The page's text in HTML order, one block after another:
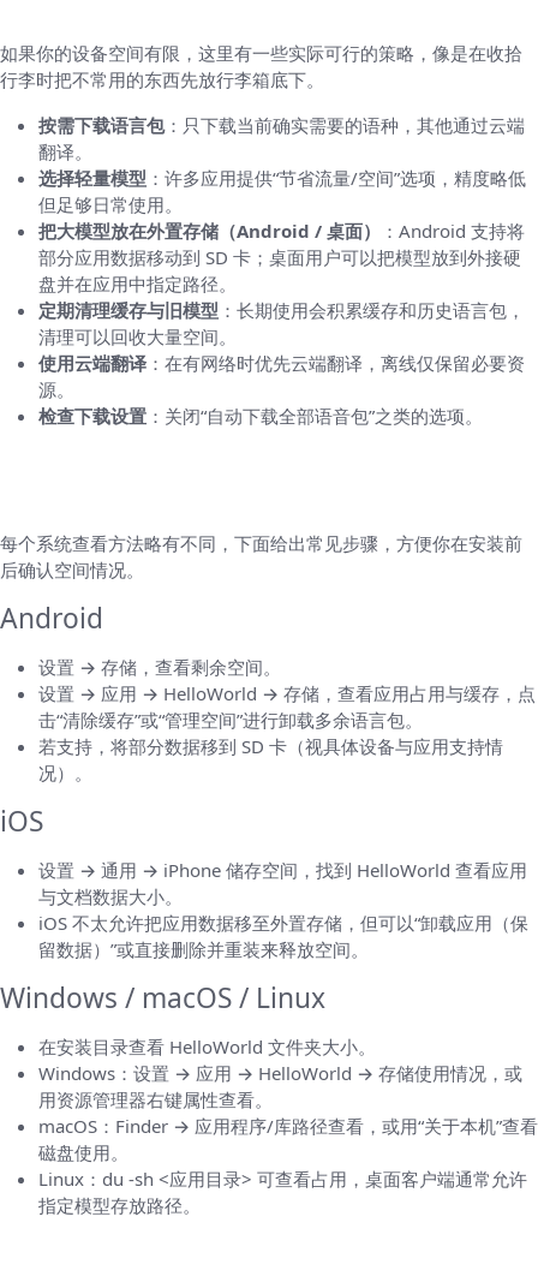
如果你的设备空间有限，这里有一些实际可行的策略，像是在收拾
行李时把不常用的东西先放行李箱底下。
按需下载语言包：只下载当前确实需要的语种，其他通过云端
翻译。
选择轻量模型 ：许多应用提供“节省流量/空间”选项，精度略低
但足够日常使用。
把大模型放在外置存储（Android / 桌面）
：Android 支持将
部分应用数据移动到 SD 卡；桌面用户可以把模型放到外接硬
盘并在应用中指定路径。
定期清理缓存与旧模型 ：长期使用会积累缓存和历史语言包，
清理可以回收大量空间。
使用云端翻译 ：在有网络时优先云端翻译，离线仅保留必要资
源。
检查下载设置 ：关闭“自动下载全部语音包”之类的选项。
每个系统查看方法略有不同，下面给出常见步骤，方便你在安装前
后确认空间情况。
Android
设置 → 存储，查看剩余空间。
设置 → 应用 → HelloWorld → 存储，查看应用占用与缓存，点
击“清除缓存”或“管理空间”进行卸载多余语言包。
若支持，将部分数据移到 SD 卡（视具体设备与应用支持情
况）。
iOS
设置 → 通用 → iPhone 储存空间，找到 HelloWorld 查看应用
与文档数据大小。
iOS 不太允许把应用数据移至外置存储，但可以“卸载应用（保
留数据）”或直接删除并重装来释放空间。
Windows / macOS / Linux
在安装目录查看 HelloWorld 文件夹大小。
Windows：设置 → 应用 → HelloWorld → 存储使用情况，或
用资源管理器右键属性查看。
macOS：Finder → 应用程序/库路径查看，或用“关于本机”查看
磁盘使用。
Linux：du -sh <应用目录> 可查看占用，桌面客户端通常允许
指定模型存放路径。